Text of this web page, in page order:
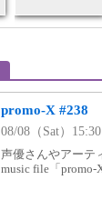
promo-X #238
08/08（Sat）
声優さんやアーテ
music file「